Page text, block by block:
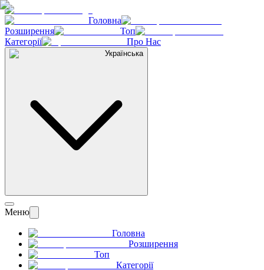
Головна
Розширення
Топ
Категорії
Про Нас
Українська
Меню
Головна
Розширення
Топ
Категорії